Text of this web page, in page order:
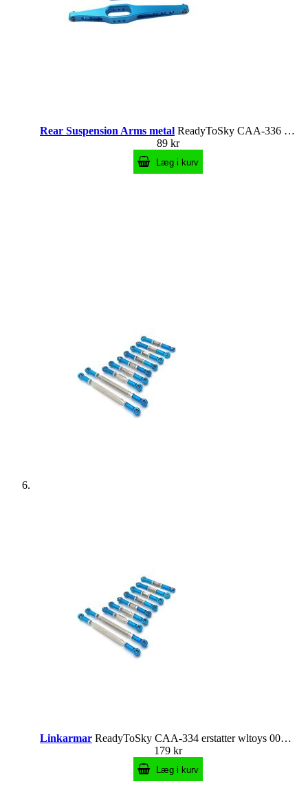
Rear Suspension Arms metal ReadyToSky CAA-336 erstatter wltoys 0023
89 kr
Læg i kurv
Linkarmar ReadyToSky CAA-334 erstatter wltoys 0019, 0020
179 kr
Læg i kurv